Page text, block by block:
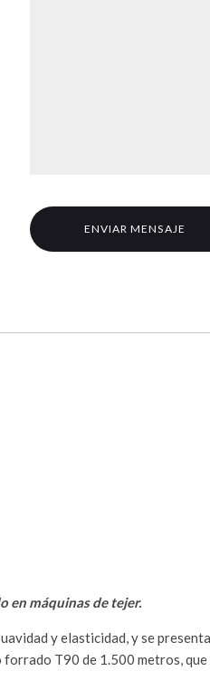
en máquinas de tejer.
y elasticidad, y se
T90 de 1.500 metros,